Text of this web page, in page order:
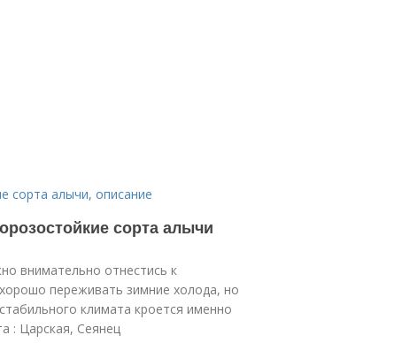
сорта алычи, описание
сорта алычи
внимательно отнестись к
переживать зимние холода, но
климата кроется именно
: Царская, Сеянец